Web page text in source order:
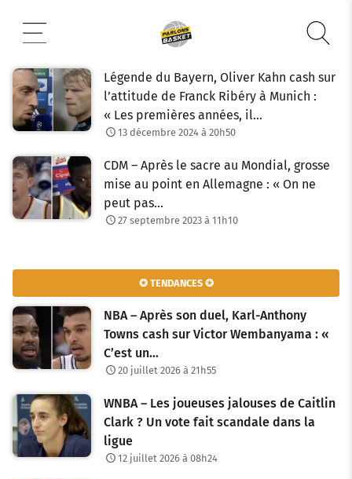
contenu
Légende du Bayern, Oliver Kahn cash sur
l’attitude de Franck Ribéry à Munich :
« Les premières années, il…
13 décembre 2024 à 20h50
CDM – Après le sacre au Mondial, grosse
mise au point en Allemagne : « On ne
peut pas…
27 septembre 2023 à 11h10
✪ TENDANCES ✪
NBA – Après son duel, Karl-Anthony
Towns cash sur Victor Wembanyama : «
C’est un…
20 juillet 2026 à 21h55
WNBA – Les joueuses jalouses de Caitlin
Clark ? Un vote fait scandale dans la
ligue
12 juillet 2026 à 08h24